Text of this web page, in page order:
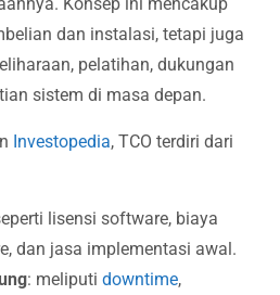
dan instalasi, tetapi juga
pelatihan, dukungan
sistem di masa depan.
Investopedia, TCO terdiri dari
lisensi software, biaya
dan jasa implementasi awal.
: meliputi downtime,